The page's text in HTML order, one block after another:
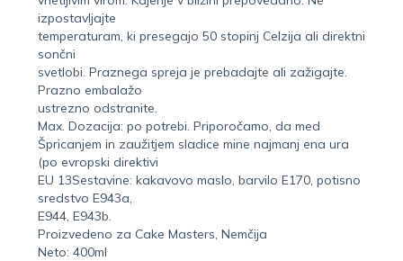
izpostavljajte
temperaturam, ki presegajo 50 stopinj Celzija ali direktni
sončni
svetlobi. Praznega spreja je prebadajte ali zažigajte.
Prazno embalažo
ustrezno odstranite.
Max. Dozacija: po potrebi. Priporočamo, da med
Špricanjem in zaužitjem sladice mine najmanj ena ura
(po evropski direktivi
EU 13Sestavine: kakavovo maslo, barvilo E170, potisno
sredstvo E943a,
E944, E943b.
Proizvedeno za Cake Masters, Nemčija
Neto: 400ml